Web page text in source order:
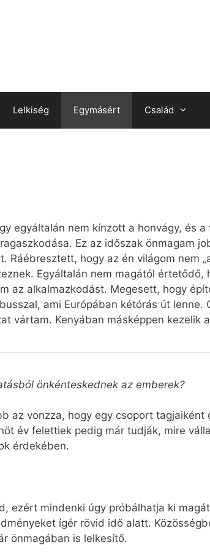
Lelkiség Egymásért Család
egyáltalán nem kínzott a honvágy, és
Ez az időszak önmagam
hogy az én világom nem
Egyáltalán nem magától értetődő,
az alkalmazkodást. Megesett, hogy
ami Európában kétórás út
vártam. Kenyában másképpen kezelik
önkénteskednek az emberek?
az vonzza, hogy egy csoport tagjaiként
év felettiek pedig már tudják, mire
érdekében.
ezért mindenki úgy próbálhatja ki
ígér rövid idő alatt.
önmagában is lelkesítő.